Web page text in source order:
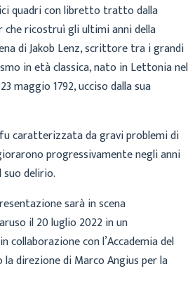
quadri con libretto tratto dalla
che ricostruì gli ultimi anni della
di Jakob Lenz, scrittore tra i grandi
in età classica, nato in Lettonia nel
maggio 1792, ucciso dalla sua
caratterizzata da gravi problemi di
progressivamente negli anni
delirio.
sarà in scena
il 20 luglio 2022 in un
con l’Accademia del
direzione di Marco Angius per la